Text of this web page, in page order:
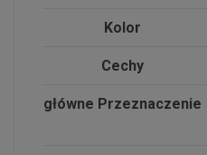
Kolor
Cechy
główne Przeznaczenie